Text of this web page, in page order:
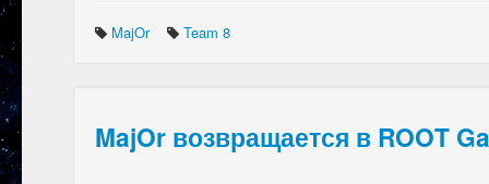
MajOr Team 8
MajOr возвращается в ROOT